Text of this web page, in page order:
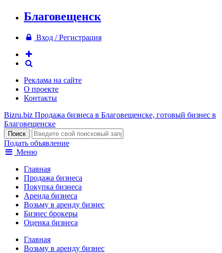
Благовещенск
Вход / Регистрация
Реклама на сайте
О проекте
Контакты
Bizru.biz Продажа бизнеса в Благовещенске, готовый бизнес в
Благовещенске
Подать объявление
Меню
Главная
Продажа бизнеса
Покупка бизнеса
Аренда бизнеса
Возьму в аренду бизнес
Бизнес брокеры
Оценка бизнеса
Главная
Возьму в аренду бизнес